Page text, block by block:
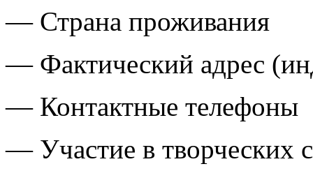
— Страна проживания
— Фактический адрес
— Контактные телефоны
— Участие в творческих